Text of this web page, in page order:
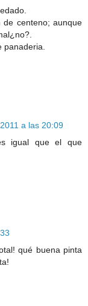
centeno; aunque
panaderia.
a las 20:09
igual que el que
qué buena pinta